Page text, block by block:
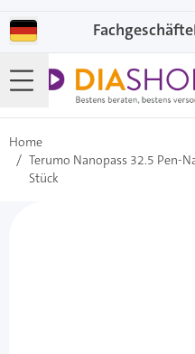
Fachgeschäfte
Home
/ Terumo Nanopass 32.5 Pen-
Stück